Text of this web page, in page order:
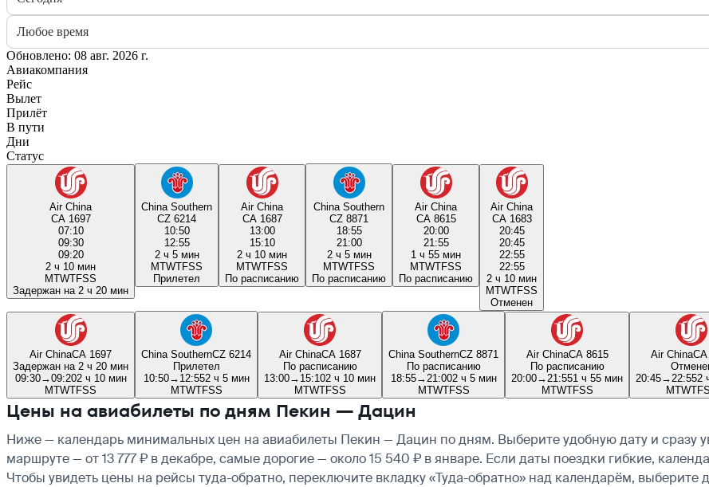
Любое время
Обновлено: 08 авг. 2026 г.
Авиакомпания
Рейс
Вылет
Прилёт
В пути
Дни
Статус
Air China
CA 1697
07:10
09:30
09:20
2 ч 10 мин
MTWTFSS
Задержан на 2 ч 20 мин
China Southern
CZ 6214
10:50
12:55
2 ч 5 мин
MTWTFSS
Прилетел
Air China
CA 1687
13:00
15:10
2 ч 10 мин
MTWTFSS
По расписанию
China Southern
CZ 8871
18:55
21:00
2 ч 5 мин
MTWTFSS
По расписанию
Air China
CA 8615
20:00
21:55
1 ч 55 мин
MTWTFSS
По расписанию
Air China
CA 1683
20:45
20:45
22:55
22:55
2 ч 10 мин
MTWTFSS
Отменен
Air ChinaCA 1697
Задержан на 2 ч 20 мин
09:30→09:202 ч 10 мин
MTWTFSS
China SouthernCZ 6214
Прилетел
10:50→ 12:552 ч 5 мин
MTWTFSS
Air ChinaCA 1687
По расписанию
13:00→ 15:102 ч 10 мин
MTWTFSS
China SouthernCZ 8871
По расписанию
18:55→ 21:002 ч 5 мин
MTWTFSS
Air ChinaCA 8615
По расписанию
20:00→ 21:551 ч 55 мин
MTWTFSS
Air ChinaCA
20:45→ 22:552
MTWTFS
Цены на авиабилеты по дням Пекин — Дацин
Ниже — календарь минимальных цен на авиабилеты Пекин — Дацин по дням. Выберите удобную дату и сразу
маршруте — от 13 777 ₽ в декабре, самые дорогие — около 15 540 ₽ в январе. Если даты поездки гибкие,
Чтобы увидеть цены на рейсы туда-обратно, переключите вкладку «Туда-обратно» над календарём, выберите